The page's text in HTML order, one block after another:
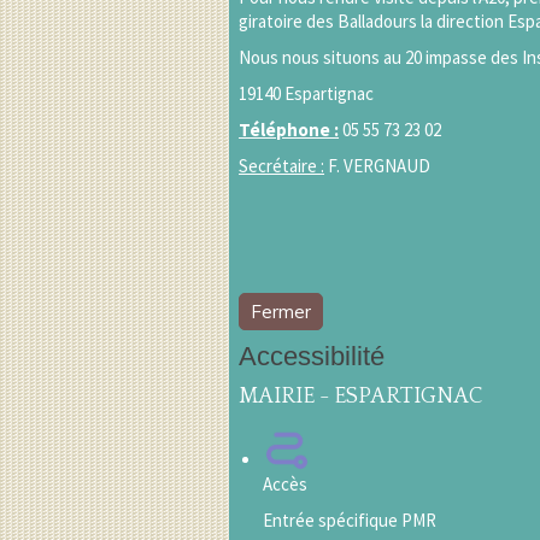
giratoire des Balladours la direction
Nous nous situons au 20 impasse des
19140 Espartignac
Téléphone :05 55 73 23 02
Secrétaire : F. VERGNAUD
Fermer
Accessibilité
MAIRIE - ESPARTIGNAC
Accès
Entrée spécifique PMR